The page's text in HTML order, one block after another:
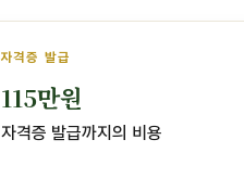
자격증 발급
115만원
자격증 발급까지의 비용